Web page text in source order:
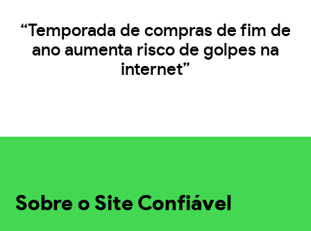
“Temporada de compras de fim de
ano aumenta risco de golpes na
internet”
Sobre o Site Confiável